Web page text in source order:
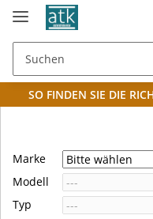
SO FINDEN SIE DIE
Marke
Modell
Typ